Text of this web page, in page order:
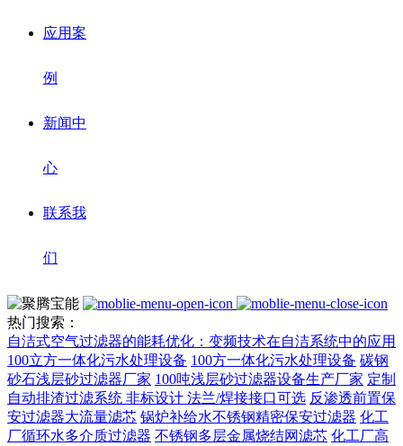
应用案
例
新闻中
心
联系我
们
热门搜索：
自洁式空气过滤器的能耗优化：变频技术在自洁系统中的应用
100立方一体化污水处理设备 100方一体化污水处理设备 碳钢
砂石浅层砂过滤器厂家 100吨浅层砂过滤器设备生产厂家 定制
自动排渣过滤系统 非标设计 法兰/焊接接口可选‌ 反渗透前置保
安过滤器大流量滤芯 锅炉补给水不锈钢精密保安过滤器 化工
厂循环水多介质过滤器 不锈钢多层金属烧结网滤芯 化工厂高